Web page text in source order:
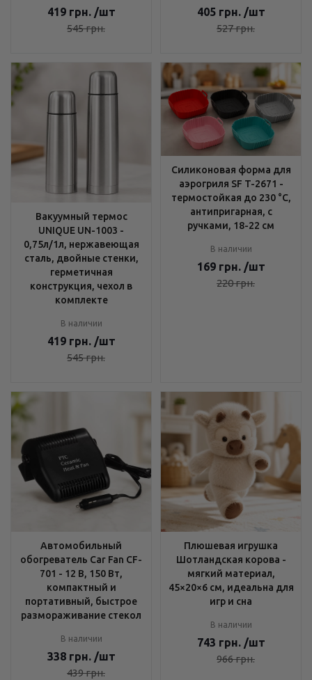
419 грн. /шт
545грн.
405 грн. /шт
527грн.
Вакуумный термос
UNIQUE UN-1003 -
0,75л/1л, нержавеющая
сталь, двойные стенки,
герметичная
конструкция, чехол в
комплекте
В наличии
419 грн. /шт
545грн.
Силиконовая форма для
аэрогриля SF T-2671 -
термостойкая до 230 °C,
антипригарная, с
ручками, 18-22 см
В наличии
169 грн. /шт
220грн.
Автомобильный
обогреватель Car Fan CF-
701 - 12 В, 150 Вт,
компактный и
портативный, быстрое
размораживание стекол
В наличии
338 грн. /шт
439грн.
Плюшевая игрушка
Шотландская корова -
мягкий материал,
45×20×6 см, идеальна для
игр и сна
В наличии
743 грн. /шт
966грн.